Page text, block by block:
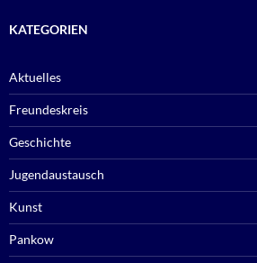
KATEGORIEN
Aktuelles
Freundeskreis
Geschichte
Jugendaustausch
Kunst
Pankow